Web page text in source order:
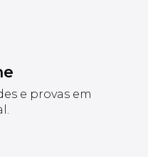
e provas em